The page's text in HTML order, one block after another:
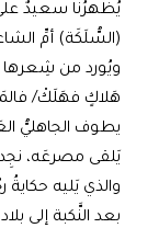
يُظهرُنا سعيدٌ
(السُّلَكَة) أمِّ
ويُورد من شِعرها
هَلاكٍ فهَلَكْ/
يطوف الجاهليُّ
يَلقى مصرعَه، نجِد
والذي يَليه
بعد النَّكبة إلى